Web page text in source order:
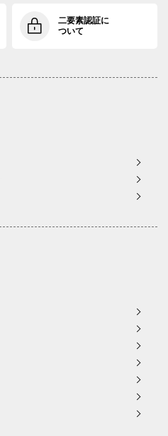
二要素認証に
ついて